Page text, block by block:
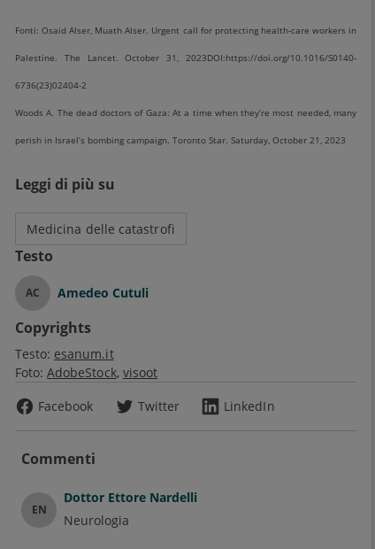
Fonti: Osaid Alser, Muath Alser. Urgent call for protecting health-care workers in
Palestine. The Lancet. October 31, 2023DOI:https://doi.org/10.1016/S0140-
6736(23)02404-2
Woods A. The dead doctors of Gaza: At a time when they’re most needed, many
perish in Israel’s bombing campaign. Toronto Star. Saturday, October 21, 2023
Leggi di più su
Medicina delle catastrofi
Testo
AC Amedeo Cutuli
Copyrights
Testo: esanum.it
Foto: AdobeStock visoot
Facebook
Twitter LinkedIn
Commenti
EN
Dottor Ettore Nardelli
Neurologia